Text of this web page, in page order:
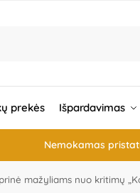
prekės Išpardavimas
Nemokamas
mažyliams nuo kritimų